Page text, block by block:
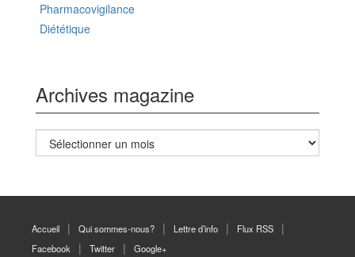
Pharmacovigilance
Diététique
Archives magazine
Archives
magazine
Accueil Qui sommes-nous? Lettre d’info
Flux RSS
Facebook
Twitter Google+